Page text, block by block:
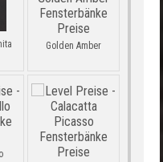
Golden Amber